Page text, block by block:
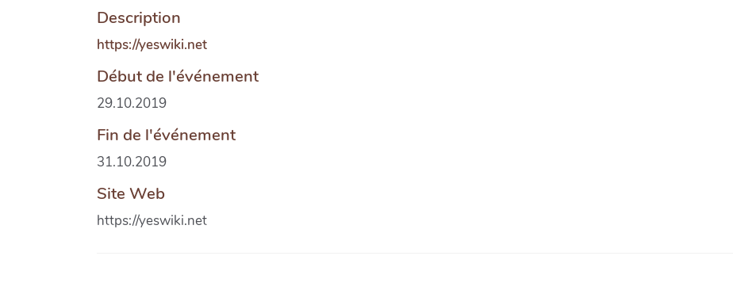
Description
https://yeswiki.net
Début de l'événement
29.10.2019
Fin de l'événement
31.10.2019
Site Web
https://yeswiki.net